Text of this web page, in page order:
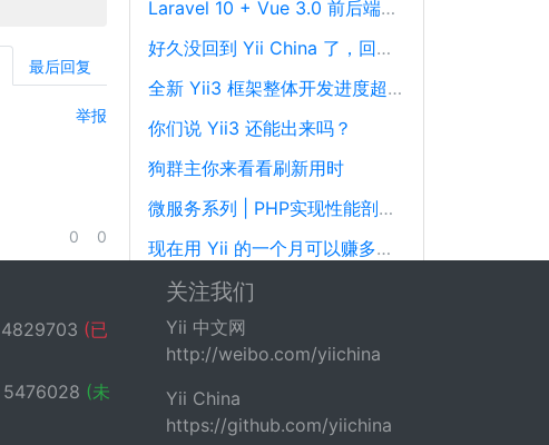
最后回复
举报
0 0
Laravel 10 + Vue 3.0 前后端分离框架通用后台源码
好久没回到 Yii China 了，回来冒个泡泡！
全新 Yii3 框架整体开发进度超过88%，发布在即！
你们说 Yii3 还能出来吗？
狗群主你来看看刷新用时
微服务系列 | PHP实现性能剖析、跟踪和可观察性最佳实践
现在用 Yii 的一个月可以赚多少钱？
4829703 (已
5476028 (未
关注我们
Yii 中文网
http://weibo.com/yiichina
Yii China
https://github.com/yiichina